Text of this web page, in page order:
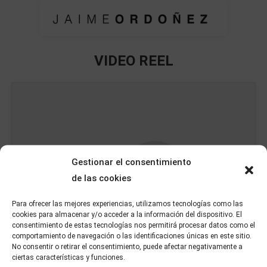
Gestionar el consentimiento
de las cookies
Para ofrecer las mejores experiencias, utilizamos tecnologías como las
cookies para almacenar y/o acceder a la información del dispositivo. El
consentimiento de estas tecnologías nos permitirá procesar datos como el
comportamiento de navegación o las identificaciones únicas en este sitio.
No consentir o retirar el consentimiento, puede afectar negativamente a
ciertas características y funciones.
VIDEO REEL
Haz clic para aceptar cookies de marketing
y permitir este contenido